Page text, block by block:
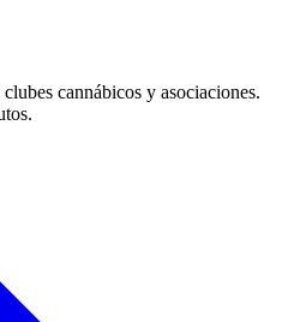
cannábicos y asociaciones.